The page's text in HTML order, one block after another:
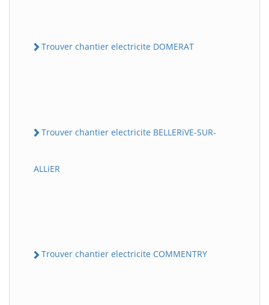
Trouver chantier electricite DOMERAT
Trouver chantier electricite BELLERiVE-SUR-
ALLiER
Trouver chantier electricite COMMENTRY